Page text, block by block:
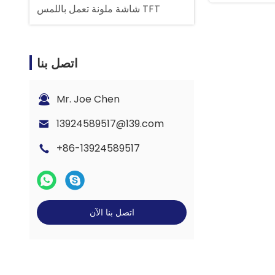
شاشة ملونة تعمل باللمس TFT
اتصل بنا
Mr. Joe Chen
13924589517@139.com
+86-13924589517
اتصل بنا الآن